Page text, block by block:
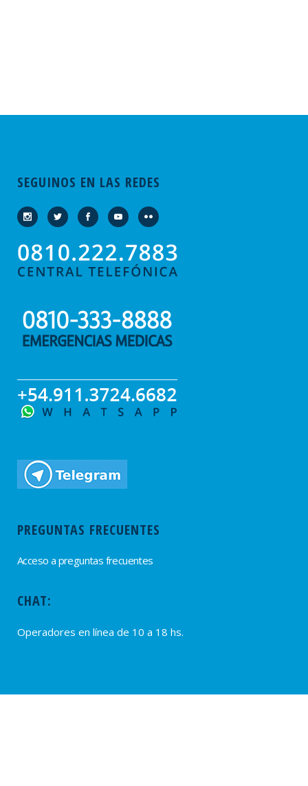
SEGUINOS EN LAS REDES
PREGUNTAS FRECUENTES
Acceso a preguntas frecuentes
CHAT:
Operadores en línea de 10 a 18 hs.
PROVEEDORES